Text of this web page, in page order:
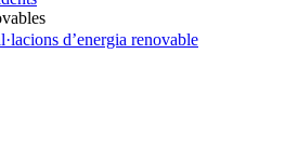
d’energia renovable